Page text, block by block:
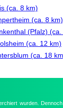
(ca. 8 km)
(ca. 8 km)
(Pfalz) (ca.
(ca. 12 km)
(ca. 18
wurden.